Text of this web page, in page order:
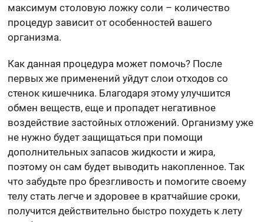
максимум столовую ложку соли – количество
процедур зависит от особенностей вашего
организма.
Как данная процедура может помочь? После
первых же применений уйдут слои отходов со
стенок кишечника. Благодаря этому улучшится
обмен веществ, еще и пропадет негативное
воздействие застойных отложений. Организму уже
не нужно будет защищаться при помощи
дополнительных запасов жидкости и жира,
поэтому он сам будет выводить накопленное. Так
что забудьте про брезгливость и помогите своему
телу стать легче и здоровее в кратчайшие сроки,
получится действительно быстро похудеть к лету